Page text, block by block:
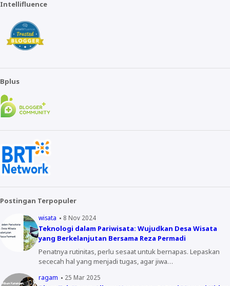
Intellifluence
Bplus
Postingan Terpopuler
wisata 8 Nov 2024
Teknologi dalam Pariwisata: Wujudkan Desa Wisata
yang Berkelanjutan Bersama Reza Permadi
Penatnya rutinitas, perlu sesaat untuk bernapas. Lepaskan
sececah hal yang menjadi tugas, agar jiwa…
ragam 25 Mar 2025